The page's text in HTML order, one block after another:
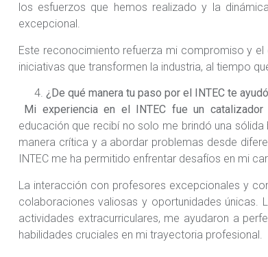
los esfuerzos que hemos realizado y la
excepcional.
Este reconocimiento refuerza mi compromiso y
iniciativas que transformen la industria, al tiempo
¿De qué manera tu paso por el INTEC te
Mi experiencia en el INTEC fue un
educación que recibí no solo me brindó una
manera crítica y a abordar problemas desde
INTEC me ha permitido enfrentar desafíos en mi
La interacción con profesores excepcionales y
colaboraciones valiosas y oportunidades únicas.
actividades extracurriculares, me ayudaron a
habilidades cruciales en mi trayectoria profesional.